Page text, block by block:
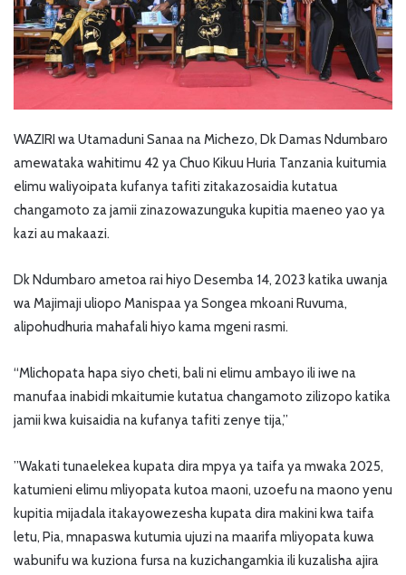
WAZIRI wa Utamaduni Sanaa na Michezo, Dk Damas Ndumbaro
amewataka wahitimu 42 ya Chuo Kikuu Huria Tanzania kuitumia
elimu waliyoipata kufanya tafiti zitakazosaidia kutatua
changamoto za jamii zinazowazunguka kupitia maeneo yao ya
kazi au makaazi.
Dk Ndumbaro ametoa rai hiyo Desemba 14, 2023 katika uwanja
wa Majimaji uliopo Manispaa ya Songea mkoani Ruvuma,
alipohudhuria mahafali hiyo kama mgeni rasmi.
“Mlichopata hapa siyo cheti, bali ni elimu ambayo ili iwe na
manufaa inabidi mkaitumie kutatua changamoto zilizopo katika
jamii kwa kuisaidia na kufanya tafiti zenye tija,”
”Wakati tunaelekea kupata dira mpya ya taifa ya mwaka 2025,
katumieni elimu mliyopata kutoa maoni, uzoefu na maono yenu
kupitia mijadala itakayowezesha kupata dira makini kwa taifa
letu, Pia, mnapaswa kutumia ujuzi na maarifa mliyopata kuwa
wabunifu wa kuziona fursa na kuzichangamkia ili kuzalisha ajira